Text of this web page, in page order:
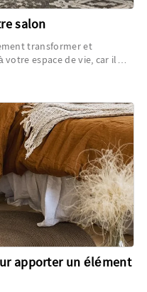
salon
transformer et
espace de vie, car il
apporter un élément